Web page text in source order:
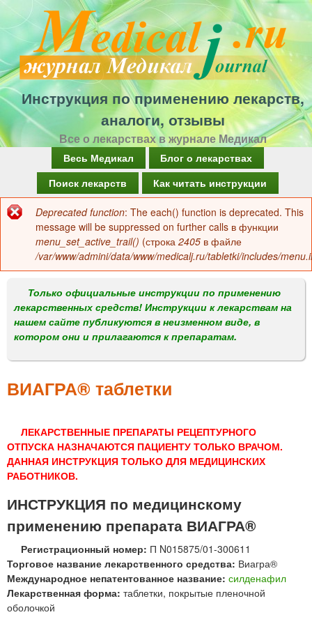
Перейти
к
основному
содержанию
Инструкция по применению лекарств,
аналоги, отзывы
Все о лекарствах в журнале Медикал
а
в
о
м
е
н
Весь Медикал
Блог о лекарствах
Поиск лекарств
Как читать инструкции
Сообщение
об
ошибке
Deprecated function: The each() function is deprecated. This
message will be suppressed on further calls в функции
menu_set_active_trail() (строка 2405 в файле
/var/www/admini/data/www/medicalj.ru/tabletki/includes/
Только официальные инструкции по применению
лекарственных средств! Инструкции к лекарствам на
нашем сайте публикуются в неизменном виде, в
котором они и прилагаются к препаратам.
ВИАГРА® таблетки
ЛЕКАРСТВЕННЫЕ ПРЕПАРАТЫ РЕЦЕПТУРНОГО
ОТПУСКА НАЗНАЧАЮТСЯ ПАЦИЕНТУ ТОЛЬКО ВРАЧОМ.
ДАННАЯ ИНСТРУКЦИЯ ТОЛЬКО ДЛЯ МЕДИЦИНСКИХ
РАБОТНИКОВ.
ИНСТРУКЦИЯ по медицинскому
применению препарата ВИАГРА®
Регистрационный номер: П N015875/01-300611
Торговое название лекарственного средства: Виагра®
Международное непатентованное название: силденафил
Лекарственная форма: таблетки, покрытые пленочной
оболочкой